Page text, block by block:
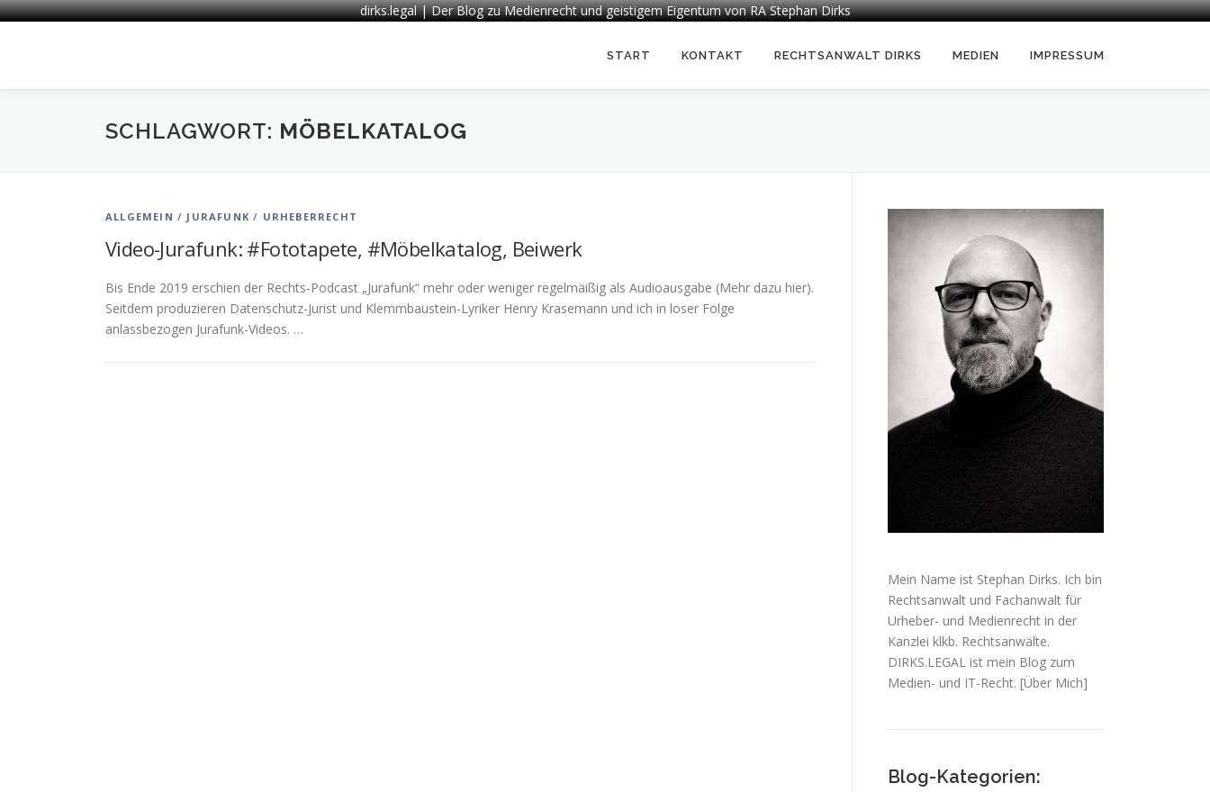
dirks.legal | Der Blog zu Medienrecht und geistigem Eigentum von RA Stephan Dirks
START KONTAKT RECHTSANWALT DIRKS MEDIEN IMPRESSUM
SCHLAGWORT: MÖBELKATALOG
ALLGEMEIN / JURAFUNK / URHEBERRECHT
Video-Jurafunk: #Fototapete, #Möbelkatalog, Beiwerk
Bis Ende 2019 erschien der Rechts-Podcast „Jurafunk“ mehr oder weniger regelmäißig als Audioausgabe (Mehr dazu hier).
Seitdem produzieren Datenschutz-Jurist und Klemmbaustein-Lyriker Henry Krasemann und ich in loser Folge
anlassbezogen Jurafunk-Videos. …
Mein Name ist Stephan Dirks. Ich bin
Rechtsanwalt und Fachanwalt für
Urheber- und Medienrecht in der
Kanzlei klkb. Rechtsanwälte.
DIRKS.LEGAL ist mein Blog zum
Medien- und IT-Recht. [Über Mich]
Blog-Kategorien: